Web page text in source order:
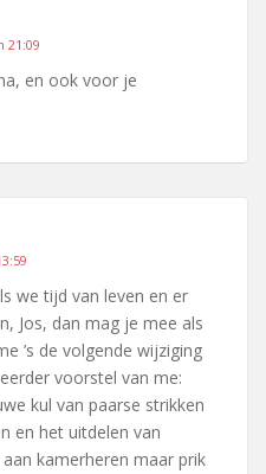
21:09
en ook voor je
we tijd van leven en er
Jos, dan mag je mee als
’s de volgende wijziging
voorstel van me:
kul van paarse strikken
en het uitdelen van
kamerheren maar prik